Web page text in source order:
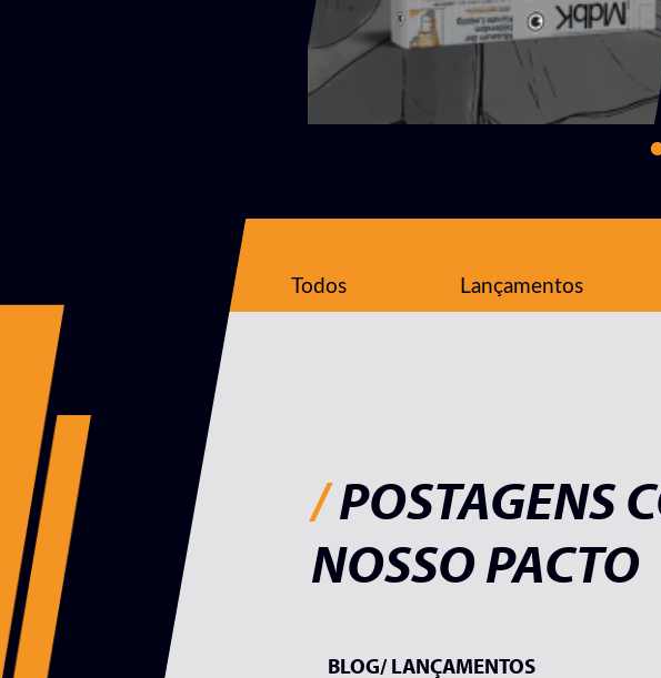
Todos Lançamentos
/POSTAGENS
NOSSO PACTO
BLOG/LANÇAMENTOS